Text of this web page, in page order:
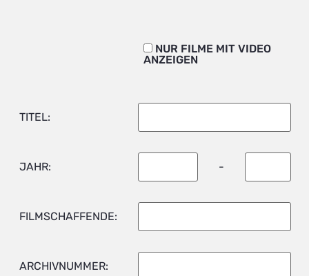
NUR FILME MIT VIDEO
ANZEIGEN
TITEL:
JAHR: -
FILMSCHAFFENDE:
ARCHIVNUMMER: